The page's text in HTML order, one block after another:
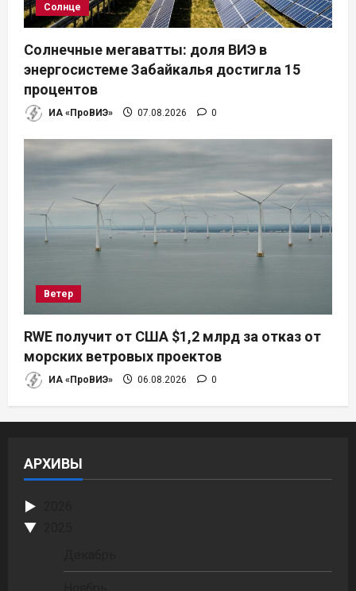
Солнце
Солнечные мегаватты: доля ВИЭ в
энергосистеме Забайкалья достигла 15
процентов
ИА «ПроВИЭ» 07.08.2026 0
Ветер
RWE получит от США $1,2 млрд за отказ от
морских ветровых проектов
ИА «ПроВИЭ» 06.08.2026 0
АРХИВЫ